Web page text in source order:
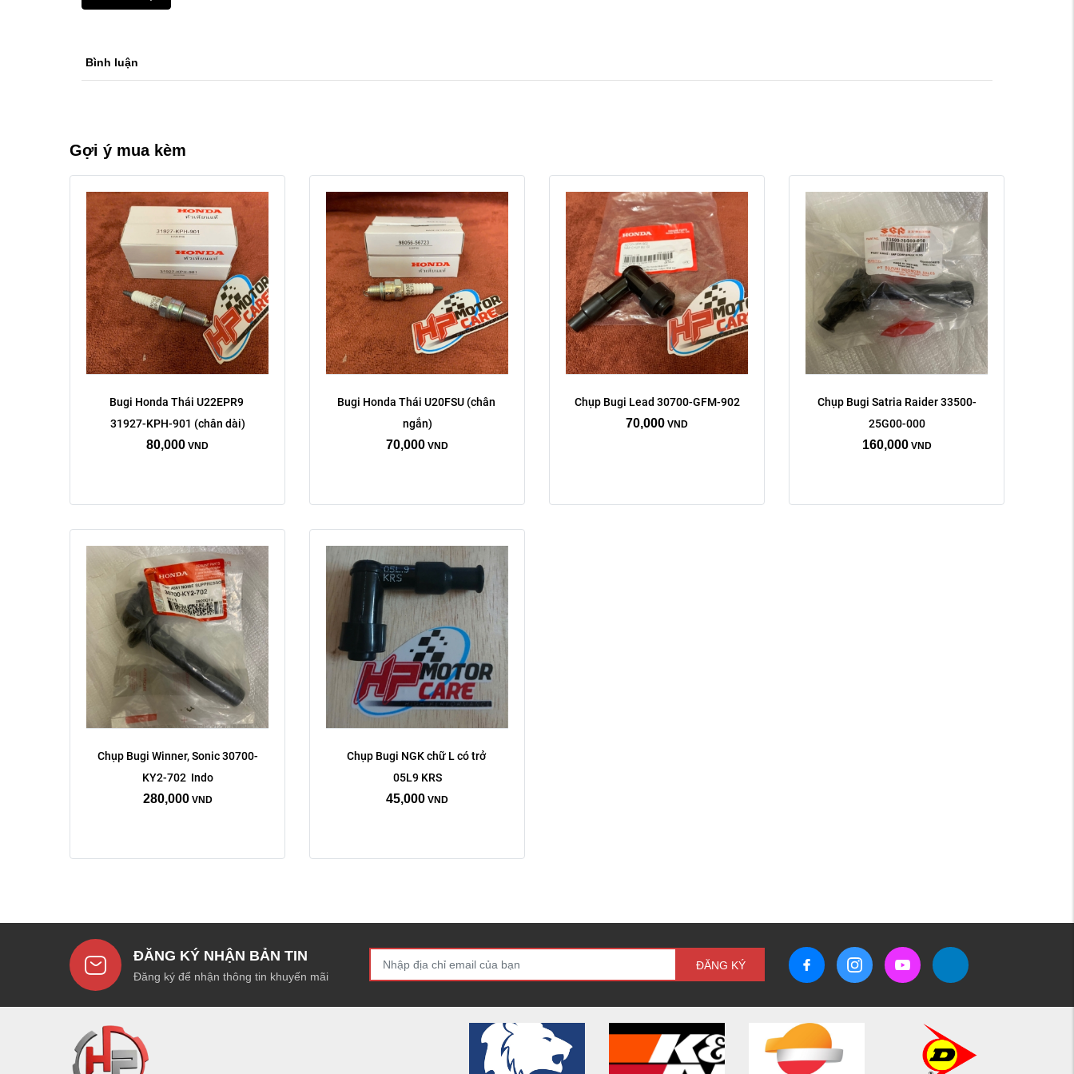
Bình luận
Gợi ý mua kèm
Bugi Honda Thái U22EPR9
31927-KPH-901 (chân dài)
80,000 VND
Bugi Honda Thái U20FSU (chân
ngắn)
70,000 VND
Chụp Bugi Lead 30700-GFM-902
70,000 VND
Chụp Bugi Satria Raider 33500-
25G00-000
160,000 VND
Chụp Bugi Winner, Sonic 30700-
KY2-702  Indo
280,000 VND
Chụp Bugi NGK chữ L có trở
05L9 KRS
45,000 VND
ĐĂNG KÝ NHẬN BẢN TIN
Đăng ký để nhận thông tin khuyến mãi
ĐĂNG KÝ